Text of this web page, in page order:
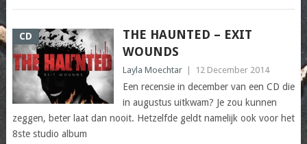
CD
THE HAUNTED – EXIT
WOUNDS
Layla Moechtar 12 December 2014
Een recensie in december van een CD die
in augustus uitkwam? Je zou kunnen
zeggen, beter laat dan nooit. Hetzelfde geldt namelijk ook voor het
8ste studio album